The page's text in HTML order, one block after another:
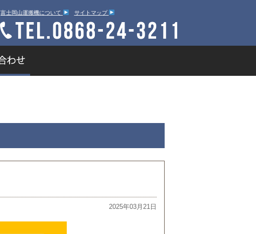
富士岡山運搬機について サイトマップ
2025年03月21日